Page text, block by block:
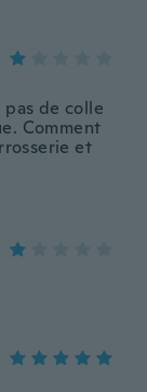
de colle
Comment
et